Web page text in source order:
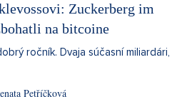
Zuckerberg im
na bitcoine
ročník. Dvaja súčasní miliardári,
Petříčková